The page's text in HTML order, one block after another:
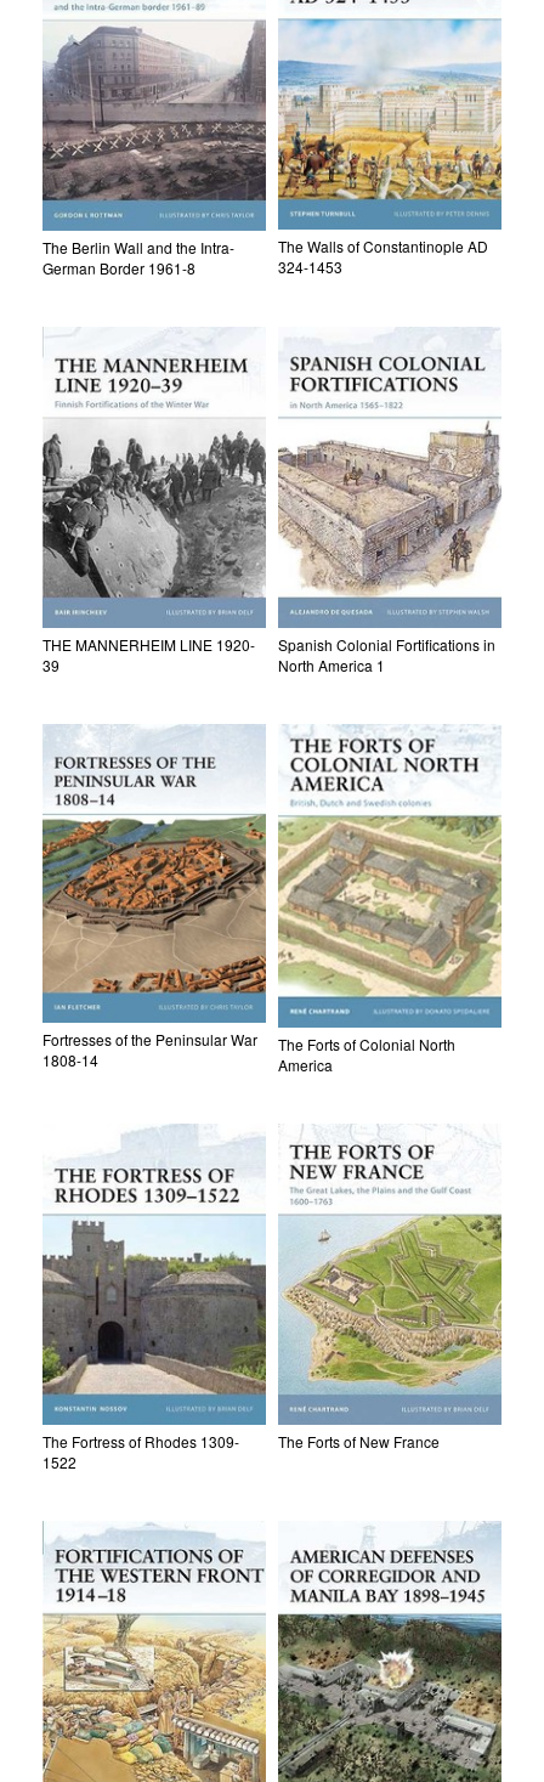
The Berlin Wall and the Intra-
German Border 1961-8
The Walls of Constantinople AD
324-1453
THE MANNERHEIM LINE 1920-
39
Spanish Colonial Fortifications in
North America 1
Fortresses of the Peninsular War
1808-14
The Forts of Colonial North
America
The Fortress of Rhodes 1309-
1522
The Forts of New France